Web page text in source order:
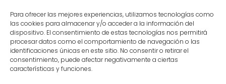
Para ofrecer las mejores experiencias, utilizamos tecnologías como
las cookies para almacenar y/o acceder a la información del
dispositivo. El consentimiento de estas tecnologías nos permitirá
procesar datos como el comportamiento de navegación o las
identificaciones únicas en este sitio. No consentir o retirar el
consentimiento, puede afectar negativamente a ciertas
características y funciones.
CUIDADOS ESPECIALIZADOS
Cuidadoras de personas con Alzheimer
Cuidadoras de personas con Parkinson
Cuidadoras de personas con ELA
Cuidados especializados para personas que